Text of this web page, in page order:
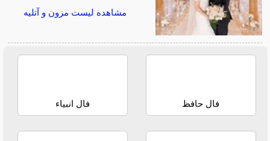
مشاهده لیست مزون و آتلیه
فال حافظ فال انبیاء